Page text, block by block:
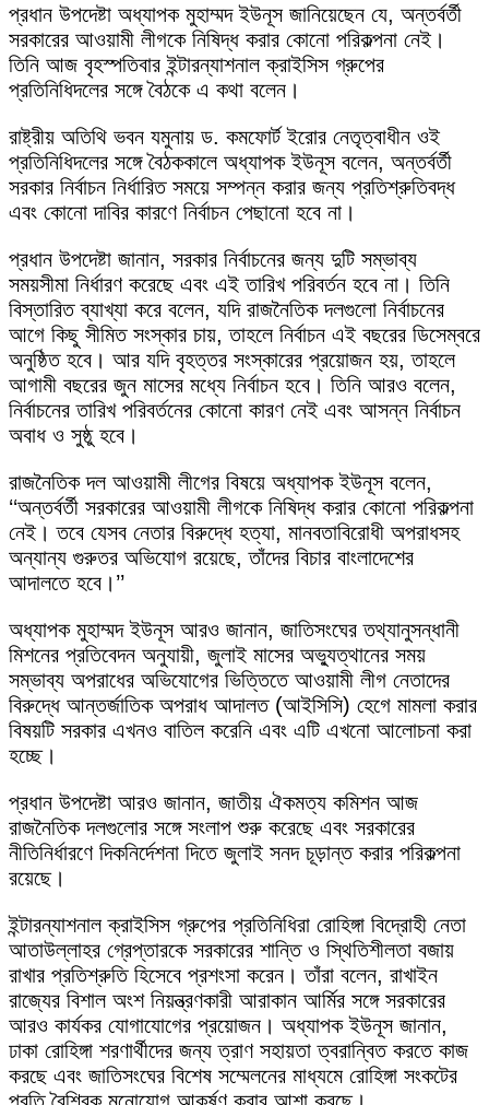
প্রধান উপদেষ্টা অধ্যাপক মুহাম্মদ ইউনূস জানিয়েছেন যে, অন্তর্বর্তী
সরকারের আওয়ামী লীগকে নিষিদ্ধ করার কোনো পরিকল্পনা নেই।
তিনি আজ বৃহস্পতিবার ইন্টারন্যাশনাল ক্রাইসিস গ্রুপের
প্রতিনিধিদলের সঙ্গে বৈঠকে এ কথা বলেন।
রাষ্ট্রীয় অতিথি ভবন যমুনায় ড. কমফোর্ট ইরোর নেতৃত্বাধীন ওই
প্রতিনিধিদলের সঙ্গে বৈঠককালে অধ্যাপক ইউনূস বলেন, অন্তর্বর্তী
সরকার নির্বাচন নির্ধারিত সময়ে সম্পন্ন করার জন্য প্রতিশ্রুতিবদ্ধ
এবং কোনো দাবির কারণে নির্বাচন পেছানো হবে না।
প্রধান উপদেষ্টা জানান, সরকার নির্বাচনের জন্য দুটি সম্ভাব্য
সময়সীমা নির্ধারণ করেছে এবং এই তারিখ পরিবর্তন হবে না। তিনি
বিস্তারিত ব্যাখ্যা করে বলেন, যদি রাজনৈতিক দলগুলো নির্বাচনের
আগে কিছু সীমিত সংস্কার চায়, তাহলে নির্বাচন এই বছরের ডিসেম্বরে
অনুষ্ঠিত হবে। আর যদি বৃহত্তর সংস্কারের প্রয়োজন হয়, তাহলে
আগামী বছরের জুন মাসের মধ্যে নির্বাচন হবে। তিনি আরও বলেন,
নির্বাচনের তারিখ পরিবর্তনের কোনো কারণ নেই এবং আসন্ন নির্বাচন
অবাধ ও সুষ্ঠু হবে।
রাজনৈতিক দল আওয়ামী লীগের বিষয়ে অধ্যাপক ইউনূস বলেন,
‘‘অন্তর্বর্তী সরকারের আওয়ামী লীগকে নিষিদ্ধ করার কোনো পরিকল্পনা
নেই। তবে যেসব নেতার বিরুদ্ধে হত্যা, মানবতাবিরোধী অপরাধসহ
অন্যান্য গুরুতর অভিযোগ রয়েছে, তাঁদের বিচার বাংলাদেশের
আদালতে হবে।’’
অধ্যাপক মুহাম্মদ ইউনূস আরও জানান, জাতিসংঘের তথ্যানুসন্ধানী
মিশনের প্রতিবেদন অনুযায়ী, জুলাই মাসের অভ্যুত্থানের সময়
সম্ভাব্য অপরাধের অভিযোগের ভিত্তিতে আওয়ামী লীগ নেতাদের
বিরুদ্ধে আন্তর্জাতিক অপরাধ আদালত (আইসিসি) হেগে মামলা করার
বিষয়টি সরকার এখনও বাতিল করেনি এবং এটি এখনো আলোচনা করা
হচ্ছে।
প্রধান উপদেষ্টা আরও জানান, জাতীয় ঐকমত্য কমিশন আজ
রাজনৈতিক দলগুলোর সঙ্গে সংলাপ শুরু করেছে এবং সরকারের
নীতিনির্ধারণে দিকনির্দেশনা দিতে জুলাই সনদ চূড়ান্ত করার পরিকল্পনা
রয়েছে।
ইন্টারন্যাশনাল ক্রাইসিস গ্রুপের প্রতিনিধিরা রোহিঙ্গা বিদ্রোহী নেতা
আতাউল্লাহর গ্রেপ্তারকে সরকারের শান্তি ও স্থিতিশীলতা বজায়
রাখার প্রতিশ্রুতি হিসেবে প্রশংসা করেন। তাঁরা বলেন, রাখাইন
রাজ্যের বিশাল অংশ নিয়ন্ত্রণকারী আরাকান আর্মির সঙ্গে সরকারের
আরও কার্যকর যোগাযোগের প্রয়োজন। অধ্যাপক ইউনূস জানান,
ঢাকা রোহিঙ্গা শরণার্থীদের জন্য ত্রাণ সহায়তা ত্বরান্বিত করতে কাজ
করছে এবং জাতিসংঘের বিশেষ সম্মেলনের মাধ্যমে রোহিঙ্গা সংকটের